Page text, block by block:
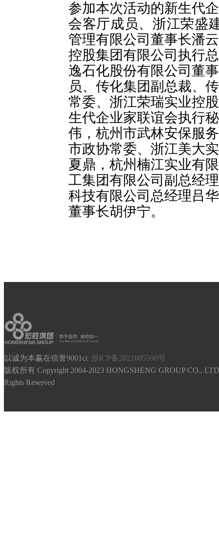
参加本次活动的新生代
会客厅成员、浙江荣盛
管理有限公司董事长潘
控股集团有限公司执行
逸石化股份有限公司董
员、传化集团副总裁、
常委、浙江荣瑞实业控
生代企业家联谊会执行
伟，杭州市武林安保服
市政协常委、浙江美大
夏鼎，杭州楠江实业有
工集团有限公司副总经
科技有限公司总经理吕
董事长胡伊宁。
以诚为本赢在信誉9001cc 浙ICP备2021005590号
版权所有 Copyright 2004-2023 HONGSHENG GROUP CO.,
Rights Reserved